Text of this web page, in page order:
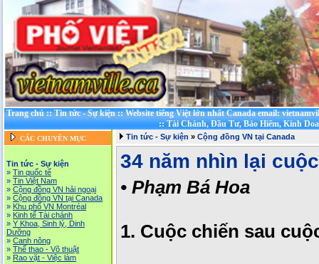
Trang chủ::Tin tức - Sự kiện::Website tiếng Việt lớn nhất Canada email:
::Tài Chánh, Đầu Tư, Bảo Hiểm, Kinh
CÁC CHUYÊN MỤC
Tin tức - Sự kiện
» Tin quốc tế
» Tin Việt Nam
» Cộng đồng VN hải ngoại
» Cộng đồng VN tại Canada
» Khu phố VN Montréal
» Kinh tế Tài chánh
» Y Khoa, Sinh lý, Dinh
Dưỡng
» Canh nông
» Thể thao - Võ thuật
» Rao vặt - Việc làm
Tin tức - Sự kiện » Cộng đồng VN tại Canada
34 năm nhìn lại
• Phạm Bá Hoa
1. Cuộc chiến sau